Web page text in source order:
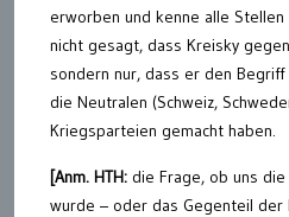
erworben und kenne alle
nicht gesagt, dass Kreisky
sondern nur, dass er den
die Neutralen (Schweiz,
Kriegsparteien gemacht haben.
[Anm. HTH: die Frage, ob uns
wurde – oder das Gegenteil der